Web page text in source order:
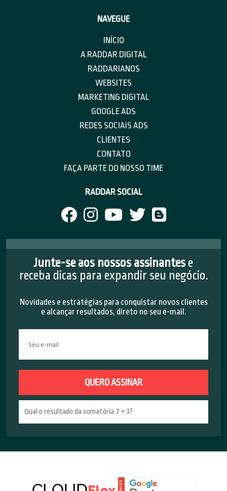
NAVEGUE
INÍCIO
A RADDAR DIGITAL
RADDARIANOS
WEBSITES
MARKETING DIGITAL
GOOGLE ADS
REDES SOCIAIS ADS
CLIENTES
CONTATO
FAÇA PARTE DO NOSSO TIME
RADDAR SOCIAL
Junte-se aos nossos assinantes e
receba dicas para expandir seu negócio.
Novidades e estratégias para conquistar novos clientes
e alcançar resultados, direto no seu e-mail.